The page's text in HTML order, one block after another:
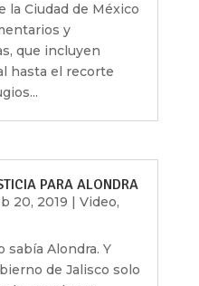
la Ciudad de México
y
que incluyen
hasta el recorte
PARA ALONDRA
20, 2019 | Video,
sabía Alondra. Y
de Jalisco solo